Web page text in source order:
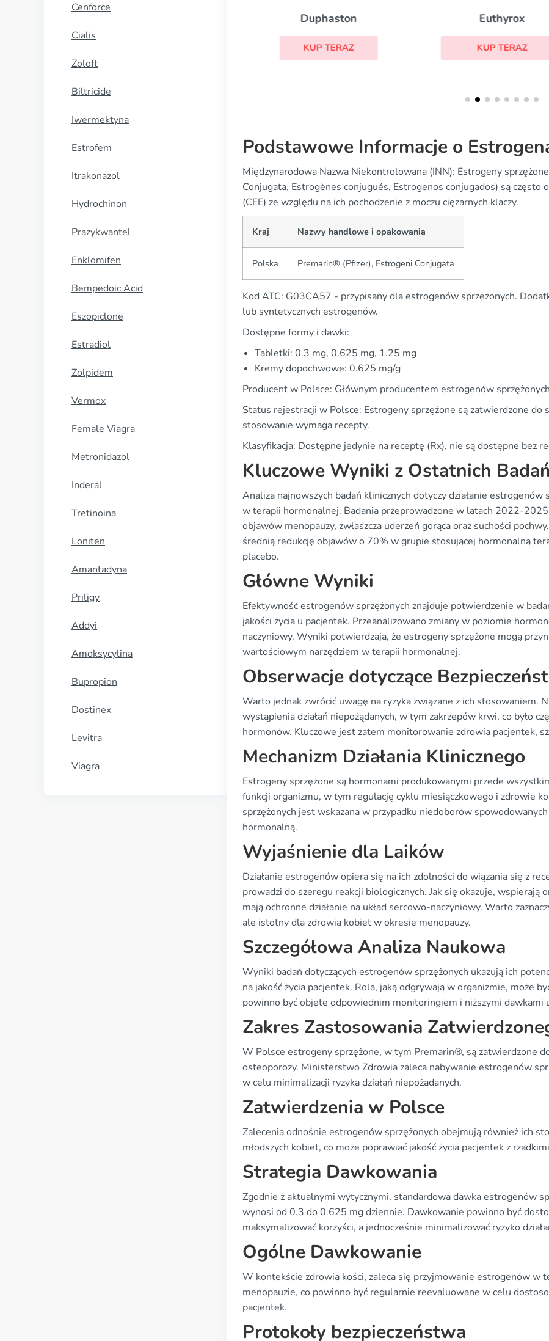
Cenforce
Cialis
Zoloft
Biltricide
Iwermektyna
Estrofem
Itrakonazol
Hydrochinon
Prazykwantel
Enklomifen
Bempedoic Acid
Eszopiclone
Estradiol
Zolpidem
Vermox
Female Viagra
Metronidazol
Inderal
Tretinoina
Loniten
Amantadyna
Priligy
Addyi
Amoksycylina
Bupropion
Dostinex
Levitra
Viagra
Duphaston
KUP TERAZ
Euthyrox
KUP TERAZ
Podstawowe Informacje o
Międzynarodowa Nazwa Niekontrolowana (INN): Estrogeny
Conjugata, Estrogènes conjugués, Estrogenos conjugados) są często
(CEE) ze względu na ich pochodzenie z moczu ciężarnych klaczy.
Kraj Nazwy handlowe i opakowania
Polska Premarin® (Pfizer), Estrogeni Conjugata
Kod ATC: G03CA57 - przypisany dla estrogenów sprzężonych.
lub syntetycznych estrogenów.
Dostępne formy i dawki:
Tabletki: 0.3 mg, 0.625 mg, 1.25 mg
Kremy dopochwowe: 0.625 mg/g
Producent w Polsce: Głównym producentem estrogenów
Status rejestracji w Polsce: Estrogeny sprzężone są zatwierdzone
stosowanie wymaga recepty.
Klasyfikacja: Dostępne jedynie na receptę (Rx), nie są dostępne bez
Kluczowe Wyniki z Ostatnich Badań
Analiza najnowszych badań klinicznych dotyczy działanie
w terapii hormonalnej. Badania przeprowadzone w latach 2022-2025
objawów menopauzy, zwłaszcza uderzeń gorąca oraz suchości
średnią redukcję objawów o 70% w grupie stosującej hormonalną
placebo.
Główne Wyniki
Efektywność estrogenów sprzężonych znajduje potwierdzenie w
jakości życia u pacjentek. Przeanalizowano zmiany w poziomie
naczyniowy. Wyniki potwierdzają, że estrogeny sprzężone mogą
wartościowym narzędziem w terapii hormonalnej.
Obserwacje dotyczące
Warto jednak zwrócić uwagę na ryzyka związane z ich stosowaniem.
wystąpienia działań niepożądanych, w tym zakrzepów krwi, co było
hormonów. Kluczowe jest zatem monitorowanie zdrowia pacjentek,
Mechanizm Działania Klinicznego
Estrogeny sprzężone są hormonami produkowanymi przede
funkcji organizmu, w tym regulację cyklu miesiączkowego i zdrowie
sprzężonych jest wskazana w przypadku niedoborów
hormonalną.
Wyjaśnienie dla Laików
Działanie estrogenów opiera się na ich zdolności do wiązania się z
prowadzi do szeregu reakcji biologicznych. Jak się okazuje,
mają ochronne działanie na układ sercowo-naczyniowy. Warto
ale istotny dla zdrowia kobiet w okresie menopauzy.
Szczegółowa Analiza Naukowa
Wyniki badań dotyczących estrogenów sprzężonych ukazują ich
na jakość życia pacjentek. Rola, jaką odgrywają w organizmie, może
powinno być objęte odpowiednim monitoringiem i niższymi dawkami
Zakres Zastosowania
W Polsce estrogeny sprzężone, w tym Premarin®, są zatwierdzone
osteoporozy. Ministerstwo Zdrowia zaleca nabywanie estrogenów
w celu minimalizacji ryzyka działań niepożądanych.
Zatwierdzenia w Polsce
Zalecenia odnośnie estrogenów sprzężonych obejmują również ich
młodszych kobiet, co może poprawiać jakość życia pacjentek z
Strategia Dawkowania
Zgodnie z aktualnymi wytycznymi, standardowa dawka estrogenów
wynosi od 0.3 do 0.625 mg dziennie. Dawkowanie powinno być
maksymalizować korzyści, a jednocześnie minimalizować ryzyko
Ogólne Dawkowanie
W kontekście zdrowia kości, zaleca się przyjmowanie estrogenów w
menopauzie, co powinno być regularnie reevaluowane w celu
pacjentek.
Protokoły bezpieczeństwa